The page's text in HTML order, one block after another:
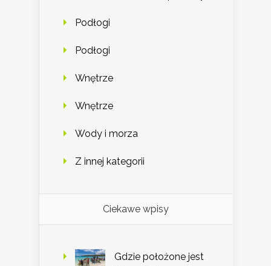
Podłogi
Podłogi
Wnętrze
Wnętrze
Wody i morza
Z innej kategorii
Ciekawe wpisy
Gdzie położone jest